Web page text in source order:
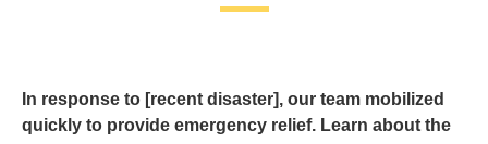
In response to [recent disaster], our team mobilized
quickly to provide emergency relief. Learn about the